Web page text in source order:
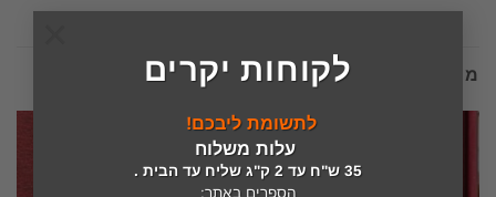
לקוחות יקרים
לתשומת ליבכם!
עלות משלוח
35 ש"ח עד 2 ק"ג שליח עד הבית .
מוצרים קשורים